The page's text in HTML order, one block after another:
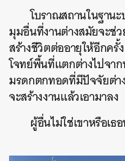
โบราณสถานในฐาน
มุมอื่นที่งานต่างสมัยจะช่
สร้างชีวิตต่ออายุให้อีกครั้
โจทย์พื้นที่แตกต่างไปจา
มรดกตกทอดที่มีปัจจัยต่า
จะสร้างงานแล้วเอามาลง
ผู้อื่นไม่ใช่เขาหรือเ